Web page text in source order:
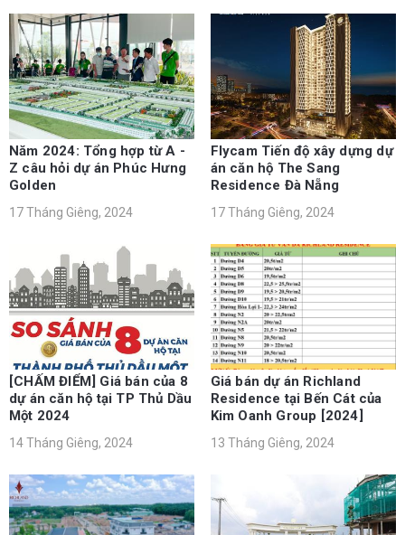
Năm 2024: Tổng hợp từ A -
Z câu hỏi dự án Phúc Hưng
Golden
17 Tháng Giêng, 2024
Flycam Tiến độ xây dựng dự
án căn hộ The Sang
Residence Đà Nẵng
17 Tháng Giêng, 2024
[CHẤM ĐIỂM] Giá bán của 8
dự án căn hộ tại TP Thủ Dầu
Một 2024
14 Tháng Giêng, 2024
Giá bán dự án Richland
Residence tại Bến Cát của
Kim Oanh Group [2024]
13 Tháng Giêng, 2024